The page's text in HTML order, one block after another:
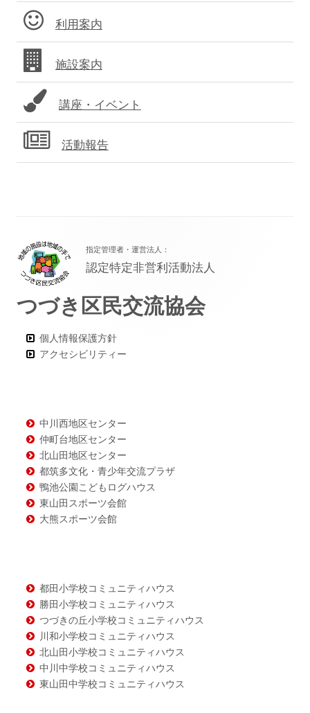
ド
バ
ー
利用案内
施設案内
講座・イベント
活動報告
ッ
タ
ー・
ン
ツ
指定管理者・運営法人：
認定特定非営利活動法人
つづき区民交流協会
個人情報保護方針
アクセシビリティー
中川西地区センター
仲町台地区センター
北山田地区センター
都筑多文化・青少年交流プラザ
鴨池公園こどもログハウス
東山田スポーツ会館
大熊スポーツ会館
都田小学校コミュニティハウス
勝田小学校コミュニティハウス
つづきの丘小学校コミュニティハウス
川和小学校コミュニティハウス
北山田小学校コミュニティハウス
中川中学校コミュニティハウス
東山田中学校コミュニティハウス